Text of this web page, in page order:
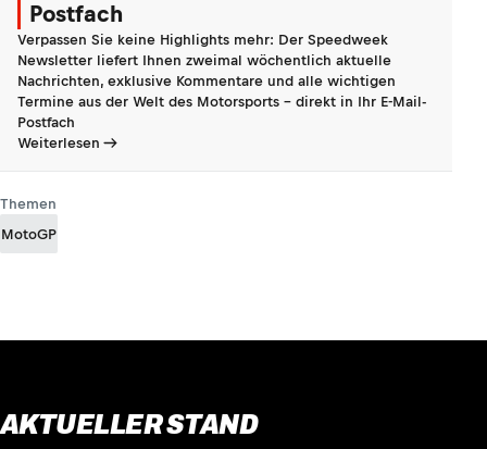
Postfach
Verpassen Sie keine Highlights mehr: Der Speedweek
Newsletter liefert Ihnen zweimal wöchentlich aktuelle
Nachrichten, exklusive Kommentare und alle wichtigen
Termine aus der Welt des Motorsports - direkt in Ihr E-Mail-
Postfach
Weiterlesen
Themen
MotoGP
AKTUELLER STAND